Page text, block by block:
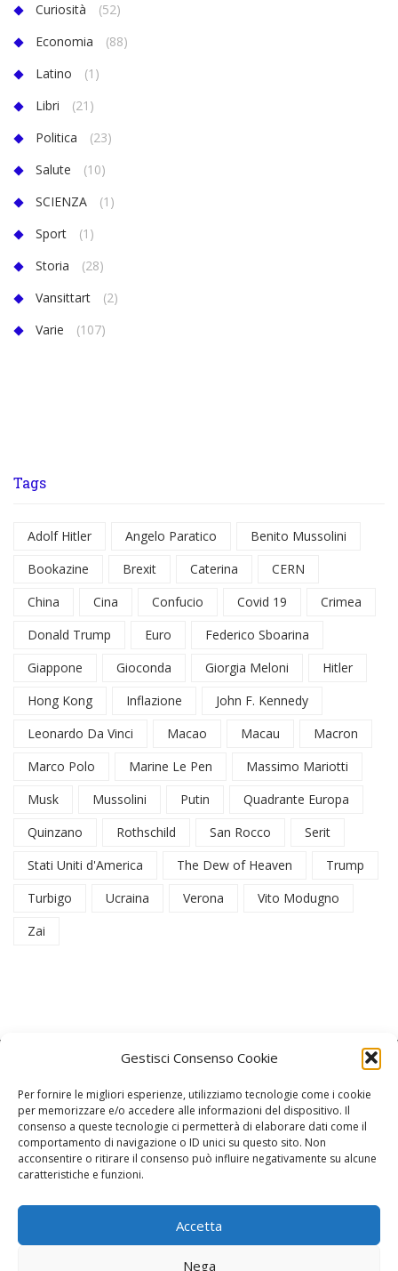
Gestisci Consenso Cookie
Per fornire le migliori esperienze, utilizziamo tecnologie come i cookie
per memorizzare e/o accedere alle informazioni del dispositivo. Il
consenso a queste tecnologie ci permetterà di elaborare dati come il
comportamento di navigazione o ID unici su questo sito. Non
acconsentire o ritirare il consenso può influire negativamente su alcune
caratteristiche e funzioni.
Accetta
Nega
Curiosità
(52)
Economia
(88)
Latino
(1)
Libri
(21)
Politica
(23)
Salute
(10)
SCIENZA
(1)
Sport
(1)
Storia
(28)
Vansittart
(2)
Varie
(107)
Tags
Adolf Hitler Angelo Paratico
Benito Mussolini
Bookazine
Brexit Caterina
CERN
China
Cina Confucio Covid 19
Crimea
Donald Trump
Euro
Federico Sboarina
Giappone
Gioconda Giorgia Meloni
Hitler
Hong Kong
Inflazione
John F. Kennedy
Leonardo Da Vinci
Macao Macau
Macron
Marco Polo
Marine Le Pen
Massimo Mariotti
Musk
Mussolini Putin
Quadrante Europa
Quinzano
Rothschild San Rocco
Serit
Stati Uniti d'America
The Dew of Heaven
Trump
Turbigo
Ucraina Verona
Vito Modugno
Zai
La Redazione
Direttore responsabile:
Critica Letteraria:Ambrogio Bianchi